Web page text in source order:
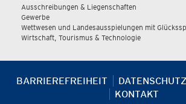
Ausschreibungen & Liegenschaften
Gewerbe
Wettwesen und Landesausspielungen mit
Wirtschaft, Tourismus & Technologie
BARRIEREFREIHEIT DATENSCHUTZ
KONTAKT